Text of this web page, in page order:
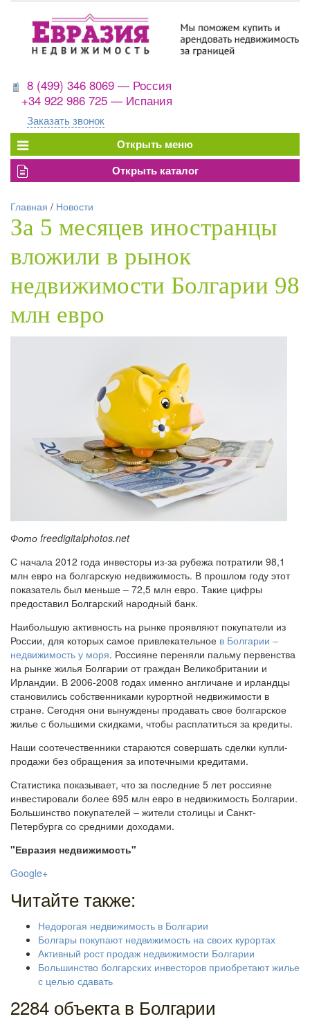
8 (499) 346 8069 — Россия
+34 922 986 725 — Испания
Заказать звонок
Главная / Новости
За 5 месяцев иностранцы
вложили в рынок
недвижимости Болгарии 98
млн евро
Фото freedigitalphotos.net
С начала 2012 года инвесторы из-за рубежа потратили 98,1
млн евро на болгарскую недвижимость. В прошлом году этот
показатель был меньше – 72,5 млн евро. Такие цифры
предоставил Болгарский народный банк.
Наибольшую активность на рынке проявляют покупатели из
России, для которых самое привлекательное в Болгарии –
недвижимость у моря. Россияне переняли пальму первенства
на рынке жилья Болгарии от граждан Великобритании и
Ирландии. В 2006-2008 годах именно англичане и ирландцы
становились собственниками курортной недвижимости в
стране. Сегодня они вынуждены продавать свое болгарское
жилье с большими скидками, чтобы расплатиться за кредиты.
Наши соотечественники стараются совершать сделки купли-
продажи без обращения за ипотечными кредитами.
Статистика показывает, что за последние 5 лет россияне
инвестировали более 695 млн евро в недвижимость Болгарии.
Большинство покупателей – жители столицы и Санкт-
Петербурга со средними доходами.
"Евразия недвижимость"
Google+
Читайте также:
Недорогая недвижимость в Болгарии
Болгары покупают недвижимость на своих курортах
Активный рост продаж недвижимости Болгарии
Большинство болгарских инвесторов приобретают жилье
с целью сдавать
2284 объекта в Болгарии